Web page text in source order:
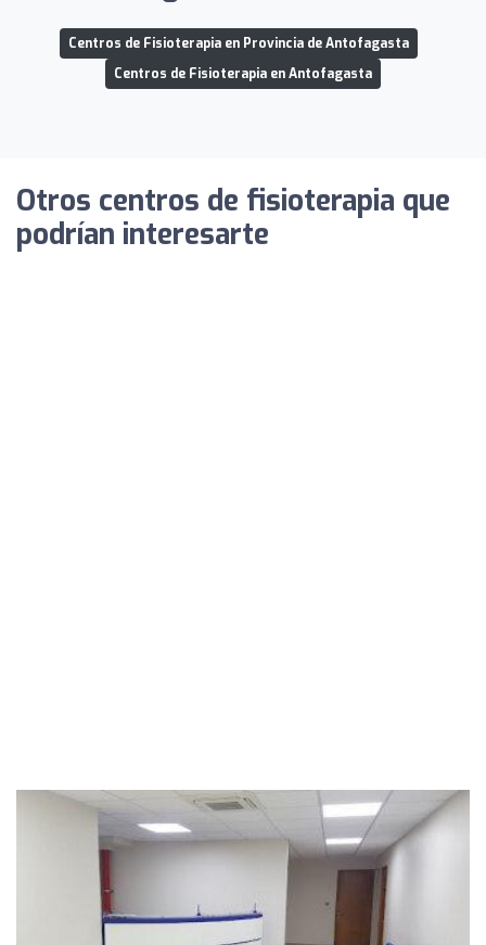
Centros de Fisioterapia en Provincia de Antofagasta
Centros de Fisioterapia en Antofagasta
Otros centros de fisioterapia que
podrían interesarte